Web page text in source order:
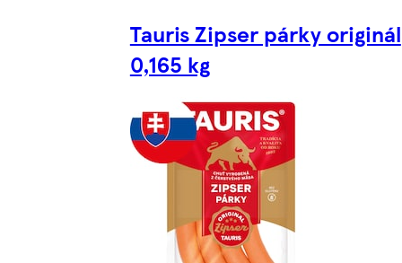
Tauris Zipser párky originál
0,165 kg